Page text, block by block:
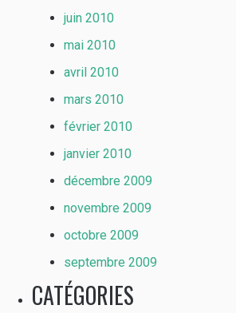
juin 2010
mai 2010
avril 2010
mars 2010
février 2010
janvier 2010
décembre 2009
novembre 2009
octobre 2009
septembre 2009
CATÉGORIES